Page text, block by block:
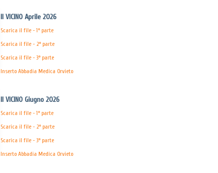
Il VICINO Aprile 2026
Scarica il file - 1° parte
Scarica il file - 2° parte
Scarica il file - 3° parte
Inserto Abbadia Medica Orvieto
Il VICINO Giugno 2026
Scarica il file - 1° parte
Scarica il file - 2° parte
Scarica il file - 3° parte
Inserto Abbadia Medica Orvieto